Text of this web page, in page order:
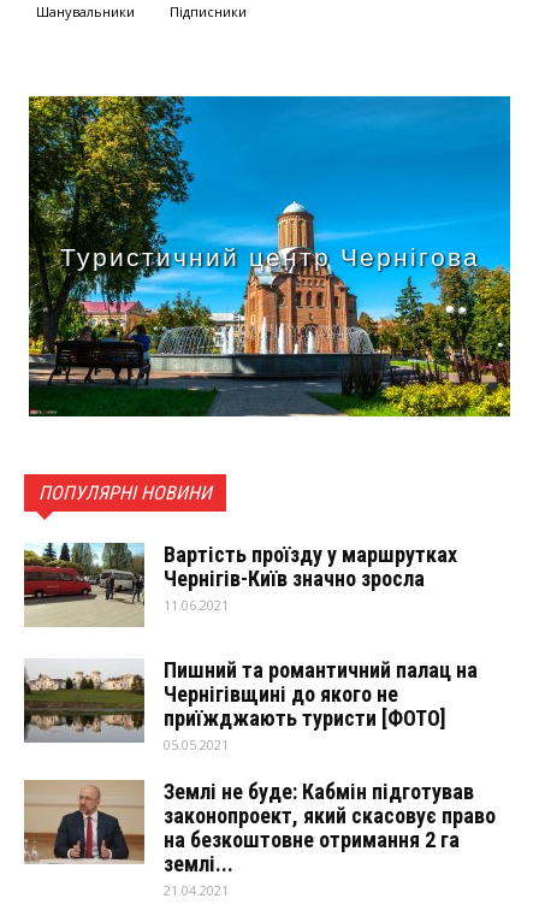
Шанувальники Підписники
Туристичний центр Чернігова
ПОПУЛЯРНІ НОВИНИ
Вартість проїзду у маршрутках
Чернігів-Київ значно зросла
11.06.2021
Пишний та романтичний палац на
Чернігівщині до якого не
приїжджають туристи [ФОТО]
05.05.2021
Землі не буде: Кабмін підготував
законопроект, який скасовує право
на безкоштовне отримання 2 га
землі...
21.04.2021